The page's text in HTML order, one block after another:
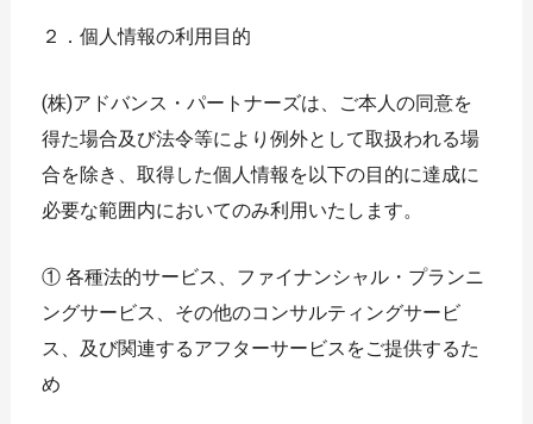
２．個人情報の利用目的
(株)アドバンス・パートナーズは、ご本人の同意を
得た場合及び法令等により例外として取扱われる場
合を除き、取得した個人情報を以下の目的に達成に
必要な範囲内においてのみ利用いたします。
① 各種法的サービス、ファイナンシャル・プランニ
ングサービス、その他のコンサルティングサービ
ス、及び関連するアフターサービスをご提供するた
め